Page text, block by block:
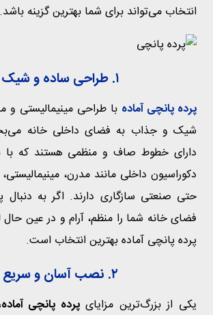
انتخاب می‌تواند برای شما بهترین گزینه باشد.
۱. طراحی ساده و شیک
پرده پانچی آماده با طراحی مینیمالیستی
شیک و جذاب به فضای داخلی خانه
دارای خطوط صاف و منظمی هستند که
دکوراسیون داخلی مانند مدرن،
حتی صنعتی سازگاری دارند. اگر به دنبال
فضای خانه شما را منظم، آرام و در عین
پرده پانچی آماده بهترین انتخاب است.
۲. نصب آسان و سریع
یکی از بزرگ‌ترین مزایایپرده پانچی